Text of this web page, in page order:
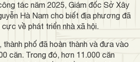
tác năm 2025, Giám đốc Sở Xây
Hà Nam cho biết địa phương đã
về phát triển nhà xã hội.
phố đã hoàn thành và đưa vào
căn. Trong đó, hơn 11.000 căn